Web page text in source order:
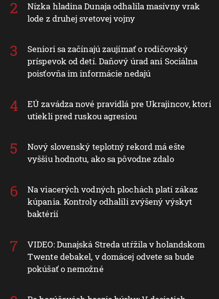
Nízka hladina Dunaja odhalila masívny vrak
lode z druhej svetovej vojny
Seniori sa začínajú zaujímať o rodičovský
príspevok od detí. Daňový úrad ani Sociálna
poisťovňa im informácie nedajú
EÚ zavádza nové pravidlá pre Ukrajincov, ktorí
utiekli pred ruskou agresiou
Nový slovenský teplotný rekord má ešte
vyššiu hodnotu, ako sa pôvodne zdalo
Na viacerých vodných plochách platí zákaz
kúpania. Kontroly odhalili zvýšený výskyt
baktérií
VIDEO: Dunajská Streda utŕžila v holandskom
Twente debakel, v domácej odvete sa bude
pokúšať o nemožné